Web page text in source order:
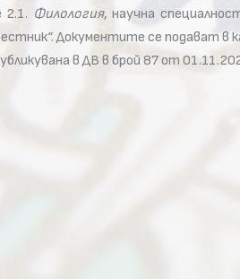
2.1. Филология, научна
Документите се подават
в ДВ в брой 87 от